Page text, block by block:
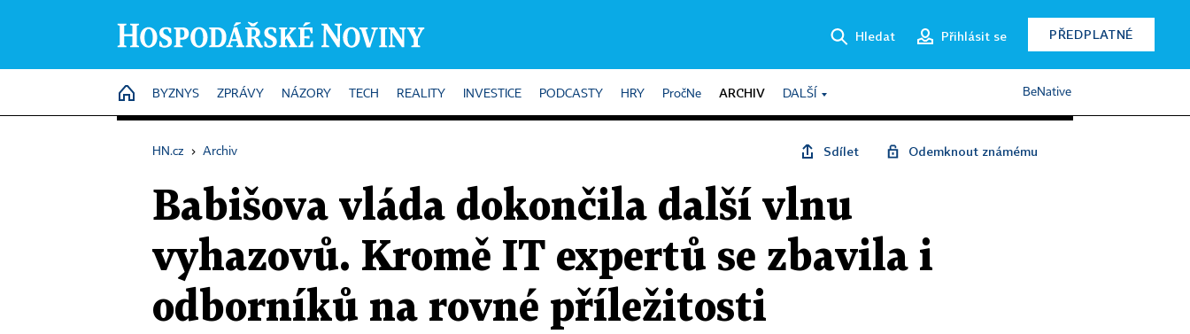
Hledat Přihlásit se PŘEDPLATNÉ
HOME
BYZNYS ZPRÁVY NÁZORY TECH REALITY INVESTICE PODCASTY HRY PročNe ARCHIV DALŠÍ BeNative
HN.cz › Archiv Sdílet Odemknout známému
Babišova vláda dokončila další vlnu
vyhazovů. Kromě IT expertů se zbavila i
odborníků na rovné příležitosti